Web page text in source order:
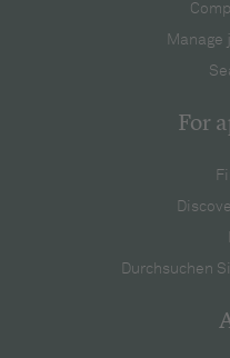
Manage
For
Durchsuchen